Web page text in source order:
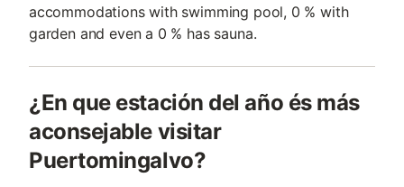
accommodations with swimming pool, 0 % with
garden and even a 0 % has sauna.
¿En que estación del año és más
aconsejable visitar
Puertomingalvo?